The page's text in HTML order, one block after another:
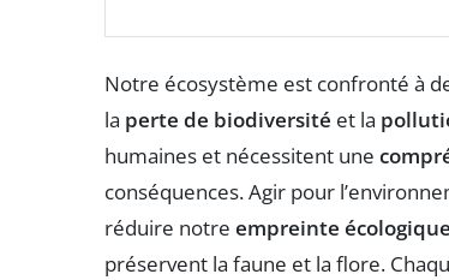
Notre écosystème est confronté à
la perte de biodiversité et la
humaines et nécessitent une
conséquences. Agir pour
réduire notre empreinte écologique
préservent la faune et la flore.